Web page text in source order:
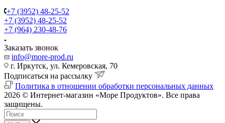
+7 (3952) 48-25-52
+7 (3952) 48-25-52
+7 (964) 230-48-76
Заказать звонок
info@more-prod.ru
г. Иркутск, ул. Кемеровская, 70
Подписаться на рассылку
Политика в отношении обработки персональных данных
2026 © Интернет-магазин «Море Продуктов». Все права
защищены.